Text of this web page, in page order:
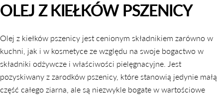
OLEJ Z KIEŁKÓW PSZENICY
Olej z kiełków pszenicy jest cenionym składnikiem zarówno w
kuchni, jak i w kosmetyce ze względu na swoje bogactwo w
składniki odżywcze i właściwości pielęgnacyjne. Jest
pozyskiwany z zarodków pszenicy, które stanowią jedynie małą
część całego ziarna, ale są niezwykle bogate w wartościowe